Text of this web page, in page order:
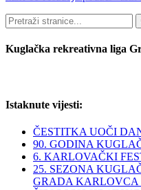
Pretraži
Kuglačka rekreativna liga
Istaknute vijesti:
ČESTITKA UOČI
90. GODINA
6. KARLOVAČKI
25. SEZONA
GRADA KARLOVCA